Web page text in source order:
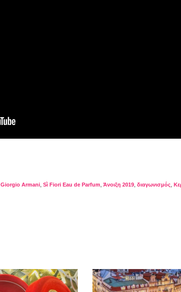
Giorgio Armani Sì Fiori Eau de Parfum Άνοιξη 2019 διαγωνισμός